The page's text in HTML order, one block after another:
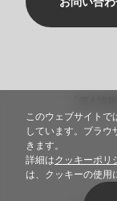
このウェブサイトで
しています。ブラウ
きます。
詳細はクッキーポリ
は、クッキーの使用